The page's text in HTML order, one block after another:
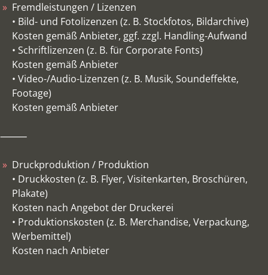
Fremdleistungen / Lizenzen
• Bild- und Fotolizenzen (z. B. Stockfotos, Bildarchive)
Kosten gemäß Anbieter, ggf. zzgl. Handling-Aufwand
• Schriftlizenzen (z. B. für Corporate Fonts)
Kosten gemäß Anbieter
• Video-/Audio-Lizenzen (z. B. Musik, Soundeffekte,
Footage)
Kosten gemäß Anbieter
⸻
Druckproduktion / Produktion
• Druckkosten (z. B. Flyer, Visitenkarten, Broschüren,
Plakate)
Kosten nach Angebot der Druckerei
• Produktionskosten (z. B. Merchandise, Verpackung,
Werbemittel)
Kosten nach Anbieter